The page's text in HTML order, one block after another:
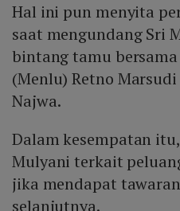
Hal ini pun menyita
saat mengundang Sri
bintang tamu
(Menlu) Retno
Najwa.
Dalam kesempatan
Mulyani terkait
jika mendapat
selanjutnya.